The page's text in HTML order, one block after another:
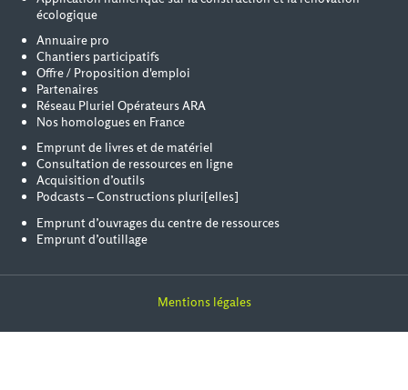
écologique
Annuaire pro
Chantiers participatifs
Offre / Proposition d'emploi
Partenaires
Réseau Pluriel Opérateurs ARA
Nos homologues en France
Emprunt de livres et de matériel
Consultation de ressources en ligne
Acquisition d’outils
Podcasts – Constructions pluri[elles]
Emprunt d’ouvrages du centre de ressources
Emprunt d’outillage
Mentions légales